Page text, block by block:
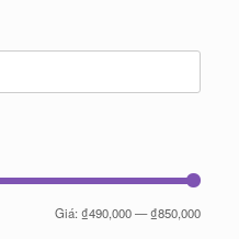
Giá
Giá
Giá:₫490,000—₫850,000